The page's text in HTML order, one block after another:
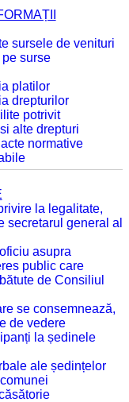
sursele de venituri
surse
platilor
drepturilor
potrivit
alte drepturi
normative
la legalitate,
secretarul general al
asupra
public care
de Consiliul
se consemnează,
de vedere
la ședinele
ale ședințelor